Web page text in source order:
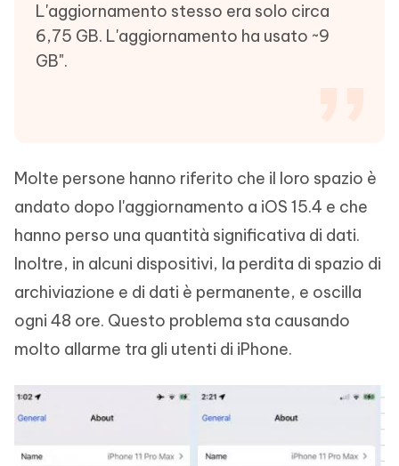
L'aggiornamento stesso era solo circa
6,75 GB. L'aggiornamento ha usato ~9
GB".
Molte persone hanno riferito che il loro spazio è
andato dopo l'aggiornamento a iOS 15.4 e che
hanno perso una quantità significativa di dati.
Inoltre, in alcuni dispositivi, la perdita di spazio di
archiviazione e di dati è permanente, e oscilla
ogni 48 ore. Questo problema sta causando
molto allarme tra gli utenti di iPhone.